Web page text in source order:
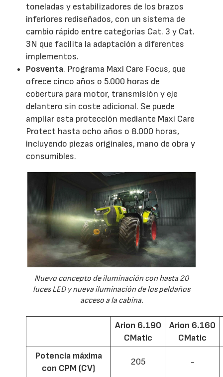
toneladas y estabilizadores de los brazos
inferiores rediseñados, con un sistema de
cambio rápido entre categorías Cat. 3 y Cat.
3N que facilita la adaptación a diferentes
implementos.
Posventa. Programa Maxi Care Focus, que
ofrece cinco años o 5.000 horas de
cobertura para motor, transmisión y eje
delantero sin coste adicional. Se puede
ampliar esta protección mediante Maxi Care
Protect hasta ocho años o 8.000 horas,
incluyendo piezas originales, mano de obra y
consumibles.
Nuevo concepto de iluminación con hasta 20
luces LED y nueva iluminación de los peldaños
acceso a la cabina.
Arion 6.190
CMatic
Arion 6.160
CMatic
Potencia máxima
con CPM (CV)
205 -